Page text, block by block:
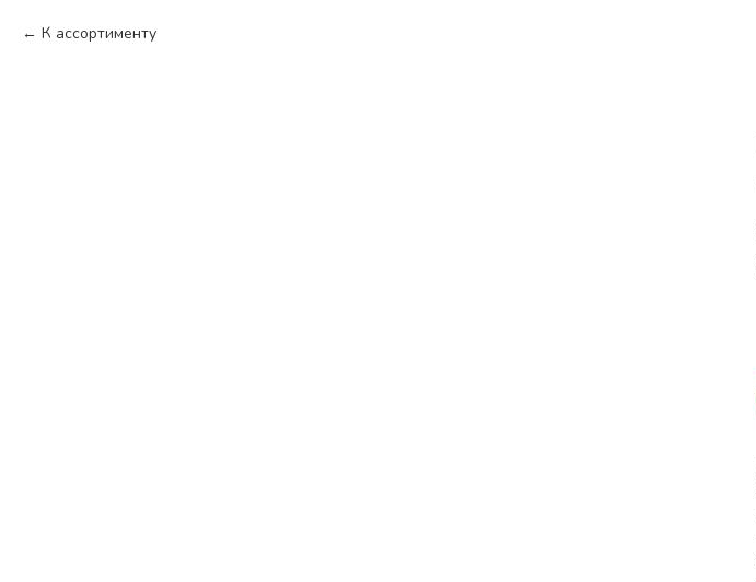
К ассортименту